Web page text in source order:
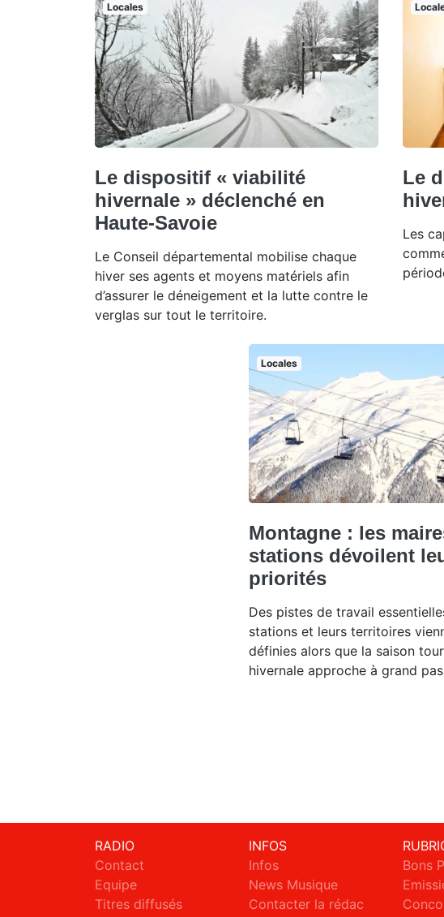
Locales
Le dispositif « viabilité
hivernale » déclenché en
Haute-Savoie
Le Conseil départemental mobilise chaque
hiver ses agents et moyens matériels afin
d’assurer le déneigement et la lutte contre le
verglas sur tout le territoire.
Le
Les
Locales
Montagne : les
stations dévoilent
priorités
Des pistes de travail
stations et leurs territoires
définies alors que la saison
hivernale approche à grand
RADIO
Contact
Equipe
Titres diffusés
INFOS
Infos
News Musique
Contacter la rédac
Bons